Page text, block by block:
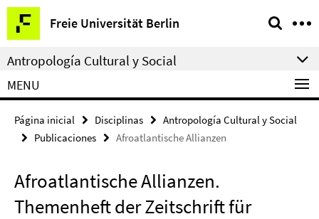
Springe
direkt
zu
Inhalt
Freie Universität Berlin
Herramientas
de
navegación
Antropología Cultural y Social
MENU
Página inicial Disciplinas
Antropología Cultural y Social
Publicaciones
Afroatlantische Allianzen
Afroatlantische Allianzen.
Themenheft der Zeitschrift für